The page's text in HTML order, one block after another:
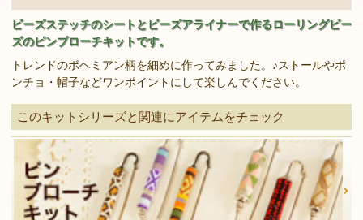
ビーズステッチのシートとビーズアライナーで作るローリングビー
ズのピンブローチキットです。
トレンドのボヘミアン柄を細めに作ってみました。♪ストールやポ
ンチョ・帽子などワンポイントにして楽しんでください。
このキットシリーズと関連にアイテムをチェック